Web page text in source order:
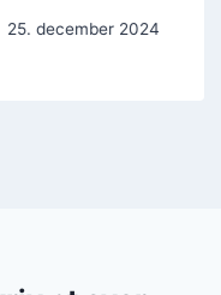
25. december 2024